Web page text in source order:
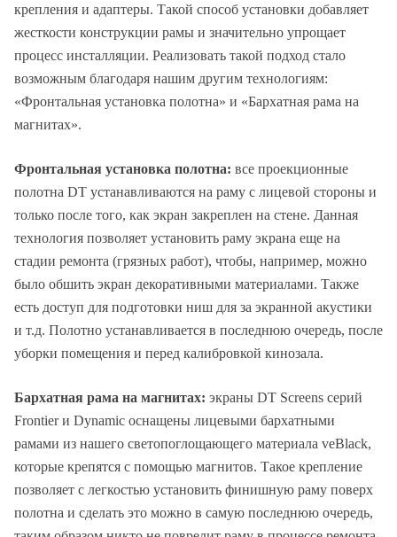
крепления и адаптеры. Такой способ установки добавляет
жесткости конструкции рамы и значительно упрощает
процесс инсталляции. Реализовать такой подход стало
возможным благодаря нашим другим технологиям:
«Фронтальная установка полотна» и «Бархатная рама на
магнитах».
Фронтальная установка полотна: все проекционные
полотна DT устанавливаются на раму с лицевой стороны и
только после того, как экран закреплен на стене. Данная
технология позволяет установить раму экрана еще на
стадии ремонта (грязных работ), чтобы, например, можно
было обшить экран декоративными материалами. Также
есть доступ для подготовки ниш для за экранной акустики
и т.д. Полотно устанавливается в последнюю очередь, после
уборки помещения и перед калибровкой кинозала.
Бархатная рама на магнитах: экраны DT Screens серий
Frontier и Dynamic оснащены лицевыми бархатными
рамами из нашего светопоглощающего материала veBlack,
которые крепятся с помощью магнитов. Такое крепление
позволяет с легкостью установить финишную раму поверх
полотна и сделать это можно в самую последнюю очередь,